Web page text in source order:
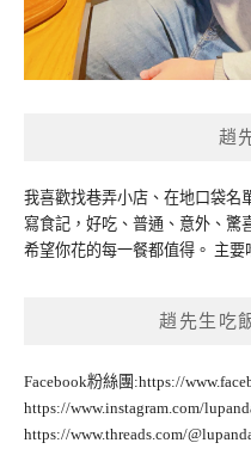
趙
我喜歡找巷弄小店、在地口袋名
寫食記，好吃、普通、意外、
希望你花的每一餐都值得。 主
趙先生吃
Facebook粉絲團:https://
https://www.instagram.com/
https://www.threads.com/